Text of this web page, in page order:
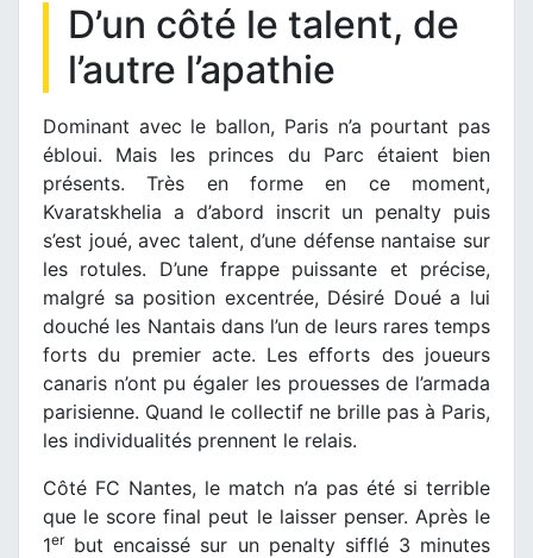
D’un côté le talent, de
l’autre l’apathie
Dominant avec le ballon, Paris n’a pourtant pas
ébloui. Mais les princes du Parc étaient bien
présents. Très en forme en ce moment,
Kvaratskhelia a d’abord inscrit un penalty puis
s’est joué, avec talent, d’une défense nantaise sur
les rotules. D’une frappe puissante et précise,
malgré sa position excentrée, Désiré Doué a lui
douché les Nantais dans l’un de leurs rares temps
forts du premier acte. Les efforts des joueurs
canaris n’ont pu égaler les prouesses de l’armada
parisienne. Quand le collectif ne brille pas à Paris,
les individualités prennent le relais.
Côté FC Nantes, le match n’a pas été si terrible
que le score final peut le laisser penser. Après le
1erbut encaissé sur un penalty sifflé 3 minutes